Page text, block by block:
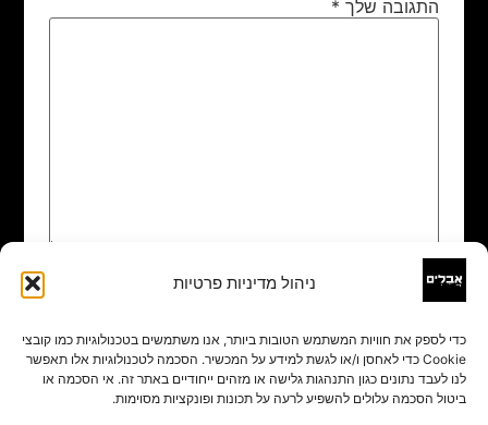
ניהול מדיניות פרטיות
כדי לספק את חוויות המשתמש הטובות ביותר, אנו משתמשים בטכנולוגיות כמו קובצי
Cookie כדי לאחסן ו/או לגשת למידע על המכשיר. הסכמה לטכנולוגיות אלו תאפשר
לנו לעבד נתונים כגון התנהגות גלישה או מזהים ייחודיים באתר זה. אי הסכמה או
ביטול הסכמה עלולים להשפיע לרעה על תכונות ופונקציות מסוימות.
התגובה שלך *
שם
אימייל*